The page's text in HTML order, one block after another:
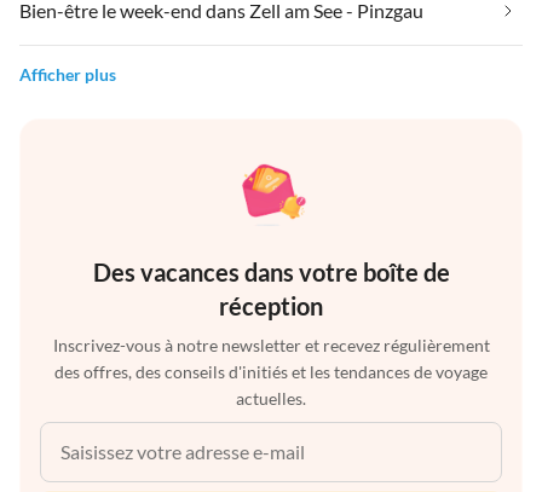
Bien-être le week-end dans Zell am See - Pinzgau
Afficher plus
Des vacances dans votre boîte de
réception
Inscrivez-vous à notre newsletter et recevez régulièrement
des offres, des conseils d'initiés et les tendances de voyage
actuelles.